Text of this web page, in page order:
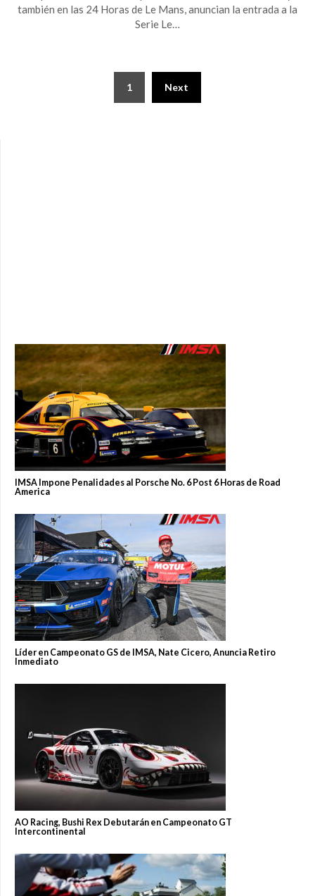
también en las 24 Horas de Le Mans, anuncian la entrada a la
Serie Le…
1 Next
IMSA Impone Penalidades al Porsche No. 6 Post 6 Horas de Road
America
Líder en Campeonato GS de IMSA, Nate Cicero, Anuncia Retiro
Inmediato
AO Racing, Bushi Rex Debutarán en Campeonato GT
Intercontinental